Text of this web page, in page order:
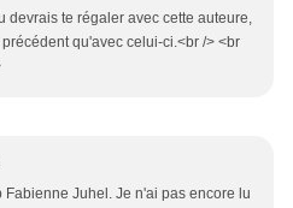
devrais te régaler avec cette auteure,
qu'avec celui-ci.<br /> <br
Fabienne Juhel. Je n'ai pas encore lu